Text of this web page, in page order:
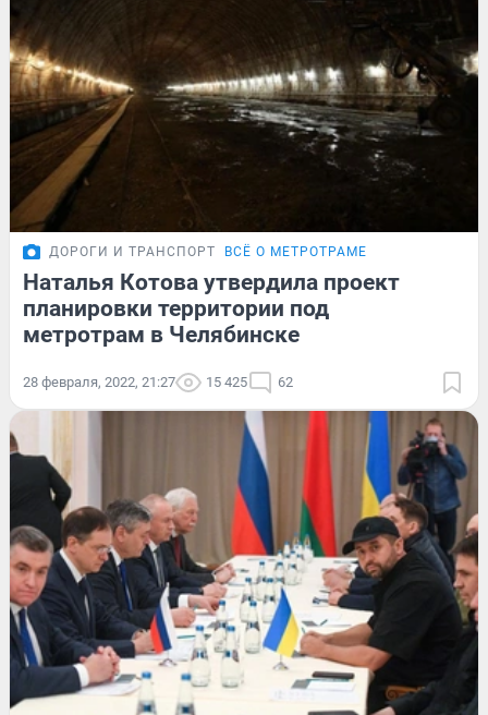
ДОРОГИ И ТРАНСПОРТ ВСЁ О МЕТРОТРАМЕ
Наталья Котова утвердила проект
планировки территории под
метротрам в Челябинске
28 февраля, 2022, 21:27 15 425 62